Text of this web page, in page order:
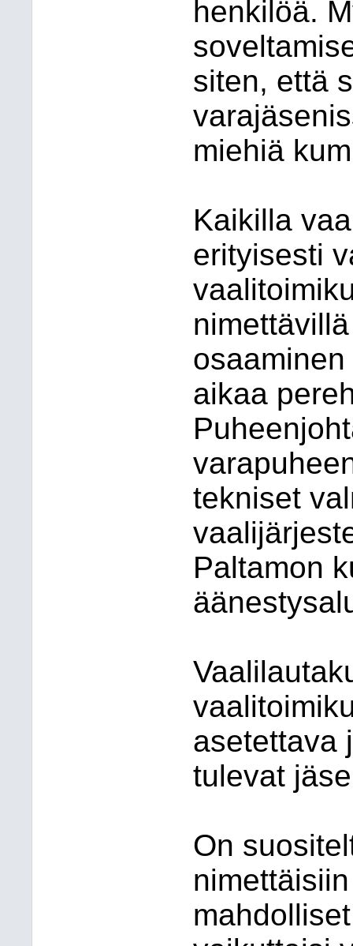
henkilöä.
siten, että
miehiä
Kaikilla
erityisesti
aikaa
tekniset
Paltamon
asetettava
tulevat
On